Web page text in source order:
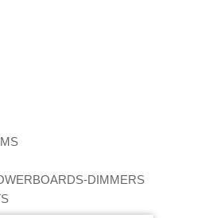
DIMMERS